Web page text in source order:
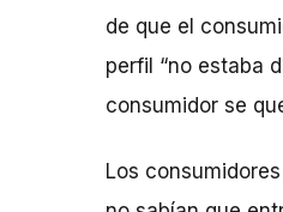
de que el
perfil “no estaba
consumidor se
Los